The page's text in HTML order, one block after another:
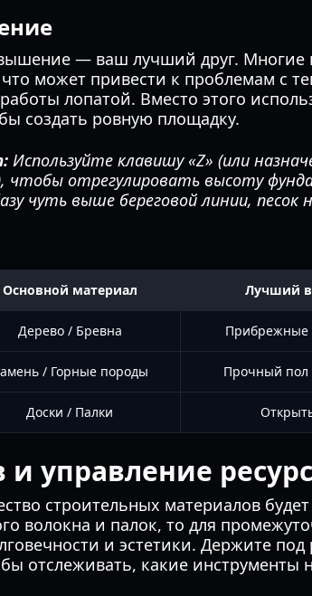
— ваш лучший друг.
может привести к проблемам с
лопатой. Вместо этого
создать ровную площадку.
Используйте клавишу «Z» (или
чтобы отрегулировать высоту
чуть выше береговой линии, песок
Основной материал Лучший
Дерево / Бревна Прибрежные
/ Горные породы Прочный пол
Доски / Палки
управление
строительных материалов
волокна и палок, то для
и эстетики. Держите
отслеживать, какие инструменты